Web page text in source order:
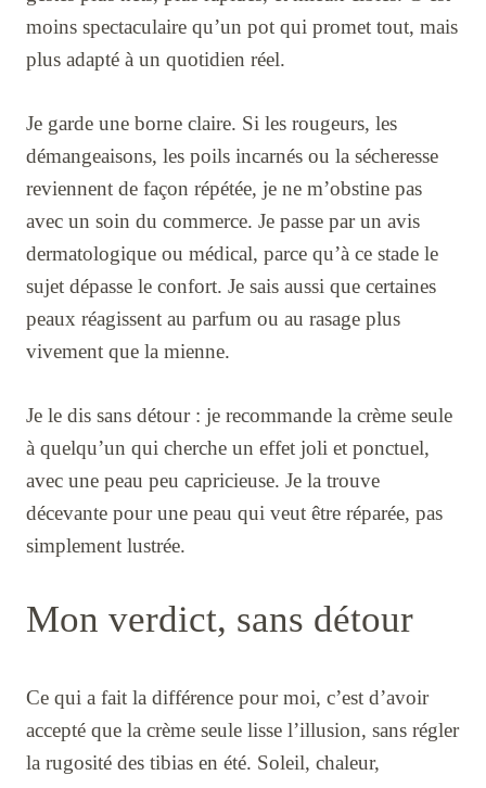
moins spectaculaire qu’un pot qui promet tout, mais
plus adapté à un quotidien réel.
Je garde une borne claire. Si les rougeurs, les
démangeaisons, les poils incarnés ou la sécheresse
reviennent de façon répétée, je ne m’obstine pas
avec un soin du commerce. Je passe par un avis
dermatologique ou médical, parce qu’à ce stade le
sujet dépasse le confort. Je sais aussi que certaines
peaux réagissent au parfum ou au rasage plus
vivement que la mienne.
Je le dis sans détour : je recommande la crème seule
à quelqu’un qui cherche un effet joli et ponctuel,
avec une peau peu capricieuse. Je la trouve
décevante pour une peau qui veut être réparée, pas
simplement lustrée.
Mon verdict, sans détour
Ce qui a fait la différence pour moi, c’est d’avoir
accepté que la crème seule lisse l’illusion, sans régler
la rugosité des tibias en été. Soleil, chaleur,